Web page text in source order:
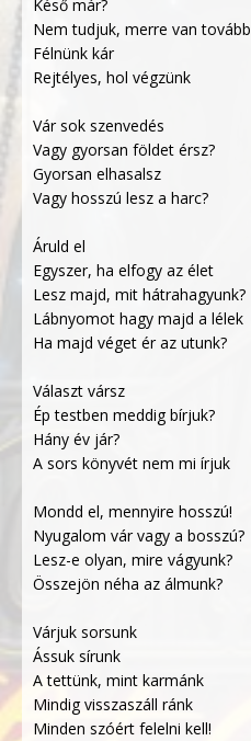
Késő már?
Nem tudjuk, merre van tovább
Félnünk kár
Rejtélyes, hol végzünk
Vár sok szenvedés
Vagy gyorsan földet érsz?
Gyorsan elhasalsz
Vagy hosszú lesz a harc?
Áruld el
Egyszer, ha elfogy az élet
Lesz majd, mit hátrahagyunk?
Lábnyomot hagy majd a lélek
Ha majd véget ér az utunk?
Választ vársz
Ép testben meddig bírjuk?
Hány év jár?
A sors könyvét nem mi írjuk
Mondd el, mennyire hosszú!
Nyugalom vár vagy a bosszú?
Lesz-e olyan, mire vágyunk?
Összejön néha az álmunk?
Várjuk sorsunk
Ássuk sírunk
A tettünk, mint karmánk
Mindig visszaszáll ránk
Minden szóért felelni kell!